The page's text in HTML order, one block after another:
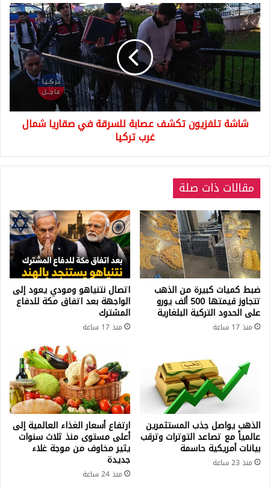
شاشة
تلفزيون
تكشف
عصابة
للسرقة
في
صقاريا
شمال
غرب
تركياشاشة تلفزيون تكشف عصابة للسرقة في صقاريا شمال
غرب تركيا
مقالات ذات صلة
ضبط كميات كبيرة من الذهب
تتجاوز قيمتها 500 ألف يورو
على الحدود التركية البلغارية
منذ 17 ساعة
اتصال نتنياهو ومودي يعود إلى
الواجهة بعد اتفاق مكة للدفاع
المشترك
منذ 17 ساعة
الذهب يواصل جذب المستثمرين
عالمياً مع تصاعد التوترات وترقب
بيانات أمريكية حاسمة
منذ 23 ساعة
ارتفاع أسعار الغذاء العالمية إلى
أعلى مستوى منذ ثلاث سنوات
يثير مخاوف من موجة غلاء
جديدة
منذ 24 ساعة